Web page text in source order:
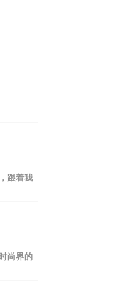
跟着我
尚界的